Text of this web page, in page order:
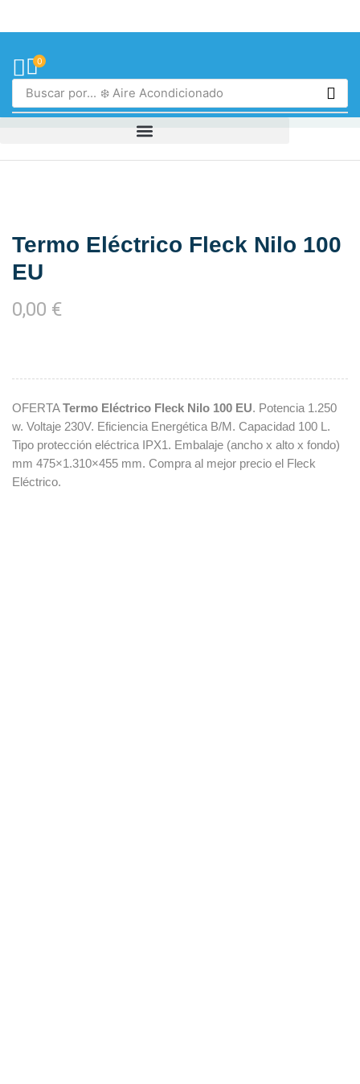
0
Buscar por... ❄️ Aire Acondicionado
Termo Eléctrico Fleck Nilo 100
EU
0,00 €
OFERTATermo Eléctrico Fleck Nilo 100 EU. Potencia 1.250
w. Voltaje 230V. Eficiencia Energética B/M. Capacidad 100 L.
Tipo protección eléctrica IPX1. Embalaje (ancho x alto x fondo)
mm 475×1.310×455 mm. Compra al mejor precio el Fleck
Eléctrico.